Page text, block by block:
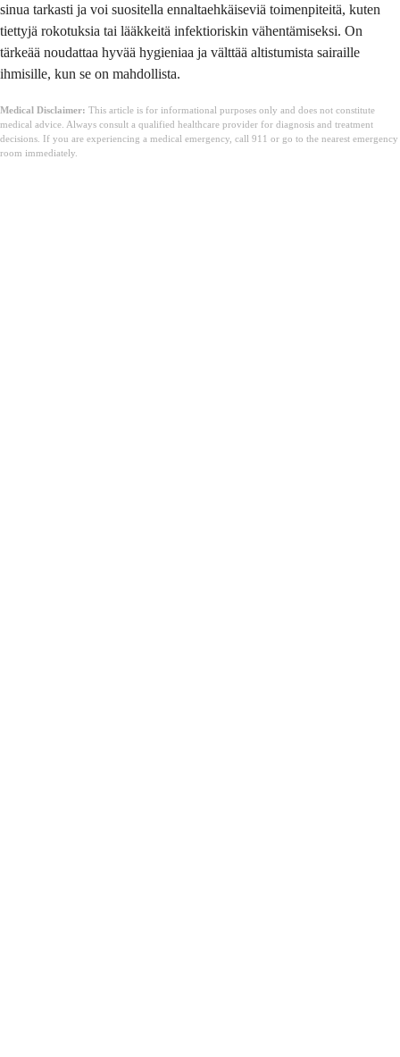
sinua tarkasti ja voi suositella ennaltaehkäiseviä toimenpiteitä, kuten
tiettyjä rokotuksia tai lääkkeitä infektioriskin vähentämiseksi. On
tärkeää noudattaa hyvää hygieniaa ja välttää altistumista sairaille
ihmisille, kun se on mahdollista.
Medical Disclaimer: This article is for informational purposes only and does not constitute
medical advice. Always consult a qualified healthcare provider for diagnosis and treatment
decisions. If you are experiencing a medical emergency, call 911 or go to the nearest emergency
room immediately.